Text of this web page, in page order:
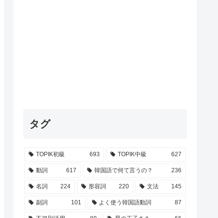
タグ
TOPIK初級 693 TOPIK中級 627
動詞 617 韓国語で何て言うの？ 236
名詞 224 形容詞 220 文法 145
副詞 101 よく使う韓国語動詞 87